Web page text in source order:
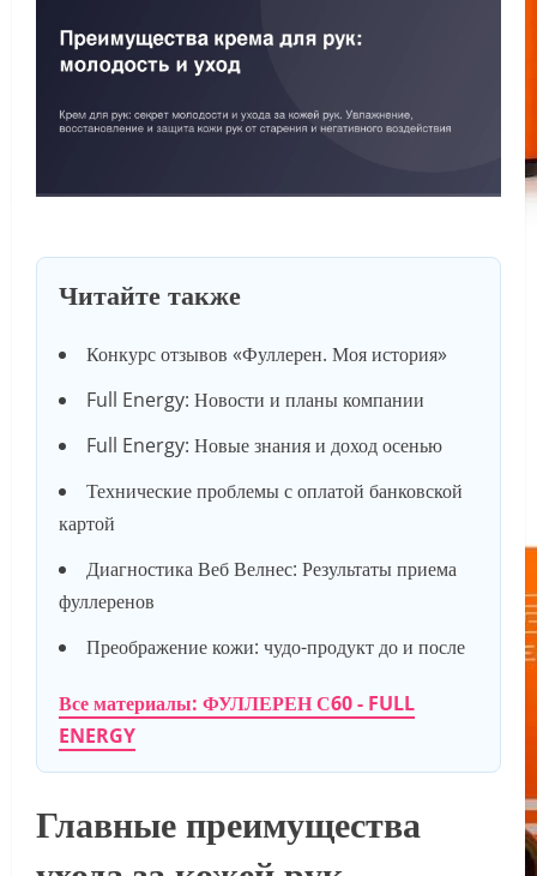
Читайте также
Конкурс отзывов «Фуллерен. Моя история»
Full Energy: Новости и планы компании
Full Energy: Новые знания и доход осенью
Технические проблемы с оплатой банковской
картой
Диагностика Веб Велнес: Результаты приема
фуллеренов
Преображение кожи: чудо-продукт до и после
Все материалы: ФУЛЛЕРЕН С60 - FULL
ENERGY
Главные преимущества